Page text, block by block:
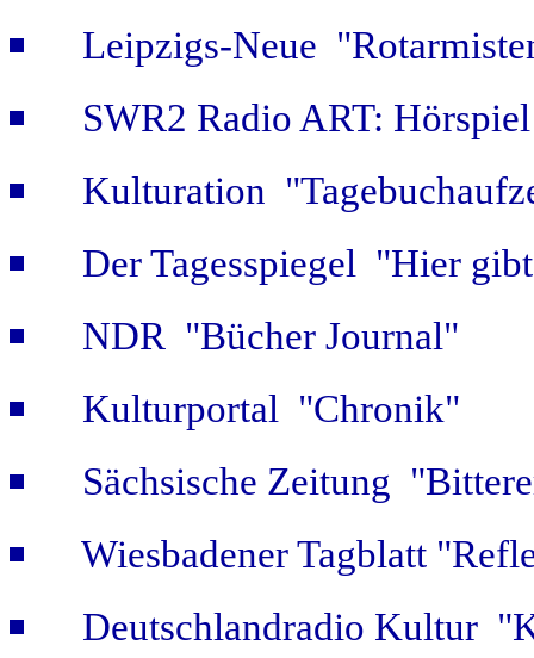
Leipzigs-Neue
SWR2 Radio ART: Hörspiel
Kulturation
Der Tagesspiegel "Hier
NDR "Bücher Journal"
Kulturportal "Chronik"
Sächsische Zeitung
Wiesbadener Tagblatt
Deutschlandradio Kultur